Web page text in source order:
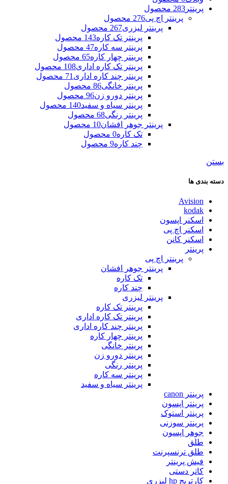
پرینتر 283 محصول
پرینتر اچ پی276 محصول
پرینتر لیزری267 محصول
پرینتر تک کاره143 محصول
پرینتر سه کاره47 محصول
پرینتر چهار کاره65 محصول
پرینتر تک کاره اداری108 محصول
پرینتر چند کاره اداری 71 محصول
پرینتر خانگی86 محصول
پرینتر دورو زن96 محصول
پرینتر سیاه و سفید140 محصول
پرینتر رنگی68 محصول
پرینتر جوهر افشان10 محصول
تک کاره0 محصول
چند کاره9 محصول
بستن
دسته بندی ها
Avision
kodak
اسکنر اپسون
اسکنر اچ پی
اسکنر کانن
پرینتر
پرینتر اچ پی
پرینتر جوهر افشان
تک کاره
چند کاره
پرینتر لیزری
پرینتر تک کاره
پرینتر تک کاره اداری
پرینتر چند کاره اداری
پرینتر چهار کاره
پرینتر خانگی
پرینتر دورو زن
پرینتر رنگی
پرینتر سه کاره
پرینتر سیاه و سفید
پرینتر canon
پرینتر اپسون
پرینتر استوک
پرینتر سوزنی
جوهر اپسون
طلق
طلق ترنسپرنت
فیش پرینتر
کاتر دستی
کارتریج hp لیزری